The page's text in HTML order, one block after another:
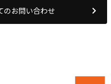
のお問い合わせ